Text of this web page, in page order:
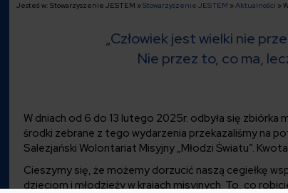
Jesteś w: Stowarzyszenie JESTEM »Stowarzyszenie JESTEM »Aktualności »
„Człowiek jest wielki nie
Nie przez to, co ma,
W dniach od 6 do 13 lutego 2025r. odbyła się
środki zebrane z tego wydarzenia przekazaliśmy na
Salezjański Wolontariat Misyjny „Młodzi Światu”.
Cieszymy się, że możemy dorzucić naszą cegiełkę
dzieciom i młodzieży w krajach misyjnych. To, co